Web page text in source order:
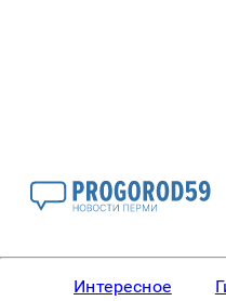
Интересное